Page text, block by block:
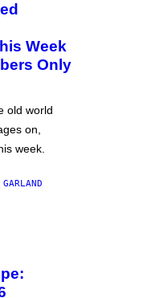
Week
Only
old world
on,
week.
GARLAND